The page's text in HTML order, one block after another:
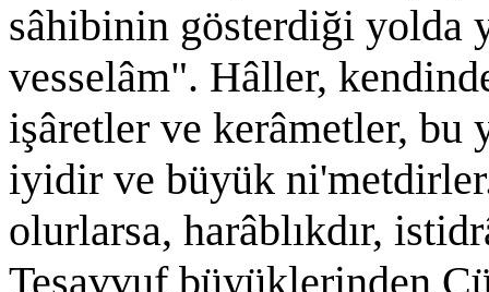
sâhibinin gösterdiği yolda
vesselâm". Hâller,
işâretler ve kerâmetler, bu
iyidir ve büyük
olurlarsa, harâblıkdır,
Tesavvuf büyüklerinden